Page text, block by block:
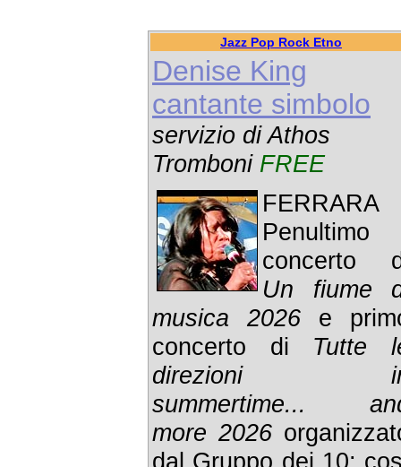
Jazz Pop Rock Etno
Denise King
cantante simbolo
servizio di Athos
Tromboni FREE
FERRARA
Penultimo
concerto
Un fiume
musica 2026 e
concerto di Tutte
direzioni
summertime...
more 2026
dal Gruppo dei 10: